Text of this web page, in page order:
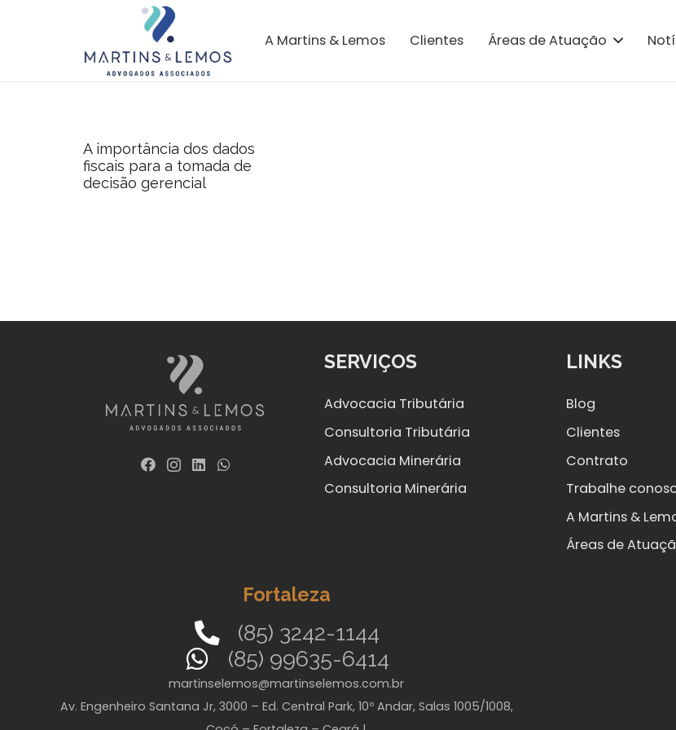
A Martins & Lemos Clientes Áreas de Atuação
A importância dos dados
fiscais para a tomada de
decisão gerencial
SERVIÇOS
Advocacia Tributária
Consultoria Tributária
Advocacia Minerária
Consultoria Minerária
LINKS
Blog
Clientes
Contrato
Trabalhe
A Martins &
Áreas de
Fortaleza
(85) 3242-1144
(85) 99635-6414
martinselemos@martinselemos.com.br
Av. Engenheiro Santana Jr, 3000 – Ed. Central Park, 10º Andar, Salas 1005/1008,